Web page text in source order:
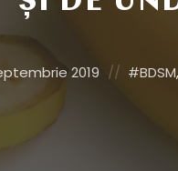
2019
in:BDSM,